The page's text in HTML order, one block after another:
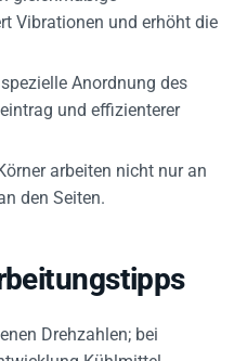
Vibrationen und erhöht die
Anordnung des
und effizienterer
arbeiten nicht nur an
den Seiten.
Drehzahlen; bei